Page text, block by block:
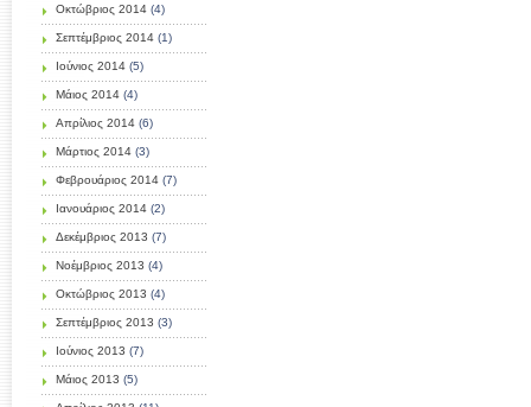
Οκτώβριος 2014 (4)
Σεπτέμβριος 2014 (1)
Ιούνιος 2014 (5)
Μάιος 2014 (4)
Απρίλιος 2014 (6)
Μάρτιος 2014 (3)
Φεβρουάριος 2014 (7)
Ιανουάριος 2014 (2)
Δεκέμβριος 2013 (7)
Νοέμβριος 2013 (4)
Οκτώβριος 2013 (4)
Σεπτέμβριος 2013 (3)
Ιούνιος 2013 (7)
Μάιος 2013 (5)